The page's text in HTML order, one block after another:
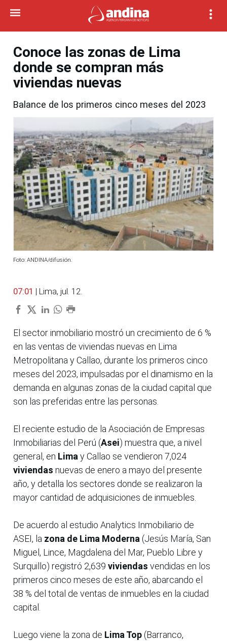
Conoce las zonas de Lima
donde se compran más
viviendas nuevas
Balance de los primeros cinco meses del 2023
Foto: ANDINA/difusión.
07:01 | Lima, jul. 12.
El sector inmobiliario mostró un crecimiento de 6 %
en las ventas de viviendas nuevas en Lima
Metropolitana y Callao, durante los primeros cinco
meses del 2023, impulsadas por el dinamismo en la
demanda en algunas zonas de la ciudad capital que
son las preferidas entre las personas.
El reciente estudio de la Asociación de Empresas
Inmobiliarias del Perú (Asei) muestra que, a nivel
general, en Limay Callao se vendieron 7,024
viviendas nuevas de enero a mayo del presente
año, y detalla los sectores donde se realizaron la
mayor cantidad de adquisiciones de inmuebles.
De acuerdo al estudio Analytics Inmobiliario de
ASEI, la zona de Lima Moderna (Jesús María, San
Miguel, Lince, Magdalena del Mar, Pueblo Libre y
Surquillo) registró 2,639 viviendas vendidas en los
primeros cinco meses de este año, abarcando el
38 % del total de ventas de inmuebles en la ciudad
capital.
Luego viene la zona de Lima Top (Barranco,